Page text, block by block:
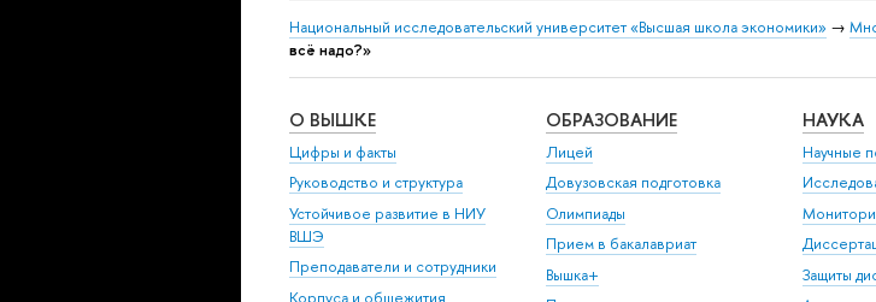
Национальный исследовательский университет «Высшая школа экономики» →
всё надо?»
О ВЫШКЕ
Цифры и факты
Руководство и структура
Устойчивое развитие в НИУ
ВШЭ
Преподаватели и сотрудники
Корпуса и общежития
ОБРАЗОВАНИЕ
Лицей
Довузовская подготовка
Олимпиады
Прием в бакалавриат
Вышка+
НАУКА
Научные
Защиты